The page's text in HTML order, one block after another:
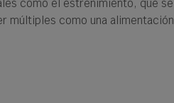
como el estreñimiento, que se
múltiples como una alimentación